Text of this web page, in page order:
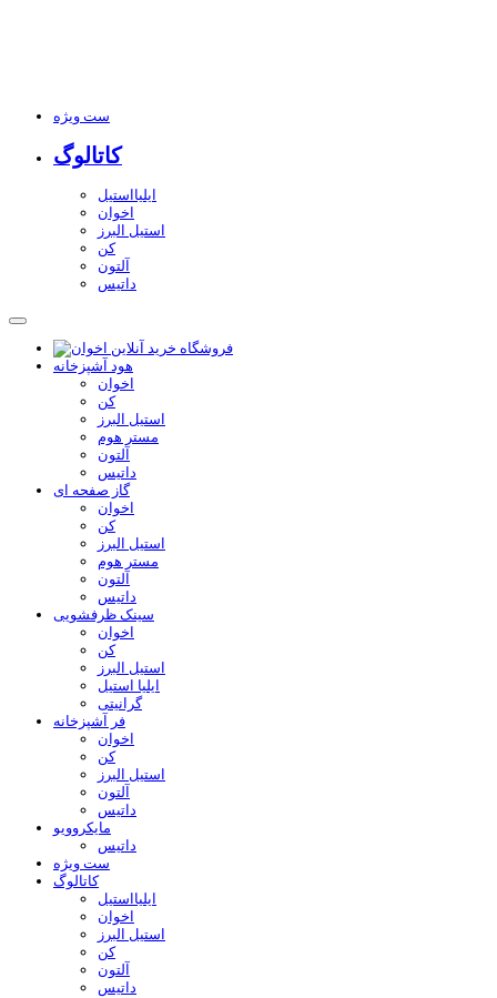
ست ویژه
کاتالوگ
ایلیااستیل
اخوان
استیل البرز
کن
آلتون
داتیس
هود آشپزخانه
اخوان
کن
استیل البرز
مستر هوم
آلتون
داتیس
گاز صفحه ای
اخوان
کن
استیل البرز
مستر هوم
آلتون
داتیس
سینک ظرفشویی
اخوان
کن
استیل البرز
ایلیا استیل
گرانیتی
فر آشپزخانه
اخوان
کن
استیل البرز
آلتون
داتیس
مایکروویو
داتیس
ست ویژه
کاتالوگ
ایلیااستیل
اخوان
استیل البرز
کن
آلتون
داتیس